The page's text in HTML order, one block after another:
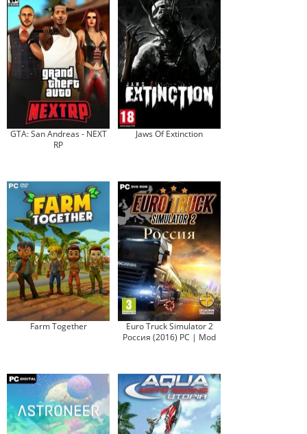
GTA: San Andreas - NEXT
RP
Jaws Of Extinction
Farm Together
Euro Truck Simulator 2
Россия (2016) PC | Mod